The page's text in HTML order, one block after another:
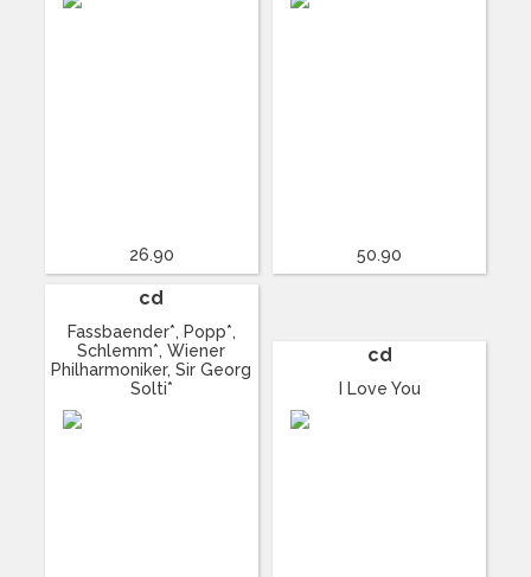
26.90 50.90
cd
Fassbaender*, Popp*,
Schlemm*, Wiener
Philharmoniker, Sir Georg
Solti*
cd
I Love You